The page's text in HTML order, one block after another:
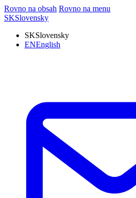
Rovno na obsah Rovno na menu
SKSlovensky
SKSlovensky
ENEnglish